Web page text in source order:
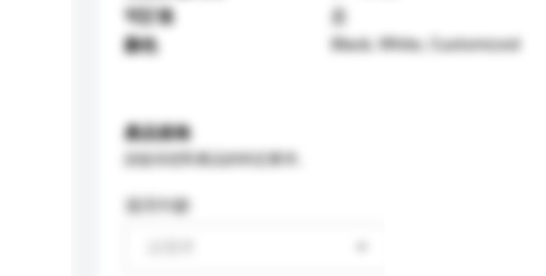
可訂造
是
顏色
Black, White, Customized
產品規格
適用年齡